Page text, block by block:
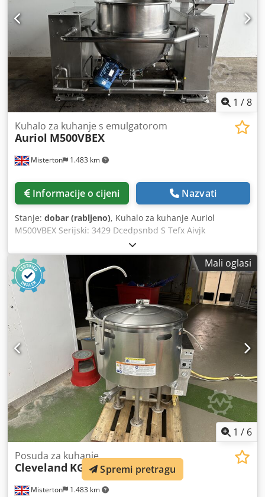
1 /8
Misterton 1.483 km
Kuhalo za kuhanje s emulgatorom
Auriol M500VBEX
Informacije o cijeni Nazvati
Stanje: dobar (rabljeno), Kuhalo za kuhanje Auriol
M500VBEX Serijski: 3429 Dcedpsnbd S Tefx Aivjk
Nehrđajući čelik, kapacitet 500 l, parni omotač, emulgator s
donjim motorom, promjer emulgatora 120 mm,
promjenjiva brzina, automatski nagib za pražnjenje, na
mjernim ćelijama, 3 Ph
Mali oglasi
1 / 6
Misterton 1.483 km
Posuda za kuhanje
Cleveland KGL40Spremi pretragu